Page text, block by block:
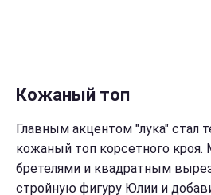
Кожаный топ
Главным акцентом "лука" стал
кожаный топ корсетного кроя.
бретелями и квадратным
стройную фигуру Юлии и